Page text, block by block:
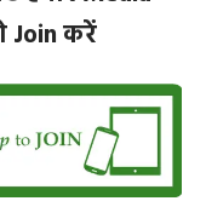
Join करें